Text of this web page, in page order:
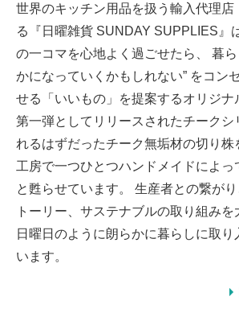
世界のキッチン用品を扱う輸入代理店
る『日曜雑貨 SUNDAY SUPPLIES』
の一コマを心地よく過ごせたら、 暮
かになっていくかもしれない” をコン
せる「いいもの」を提案するオリジナ
第一弾としてリリースされたチークシ
れるはずだったチーク無垢材の切り株
工房で一つひとつハンドメイドによっ
と甦らせています。 生産者との繋が
トーリー、サステナブルの取り組み
日曜日のように朗らかに暮らしに取り
います。